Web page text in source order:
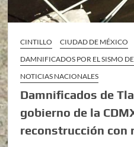
CINTILLO
CIUDAD DE MÉXICO
DAMNIFICADOS POR EL SISMO
NOTICIAS NACIONALES
Damnificados de
gobierno de la
reconstrucción con